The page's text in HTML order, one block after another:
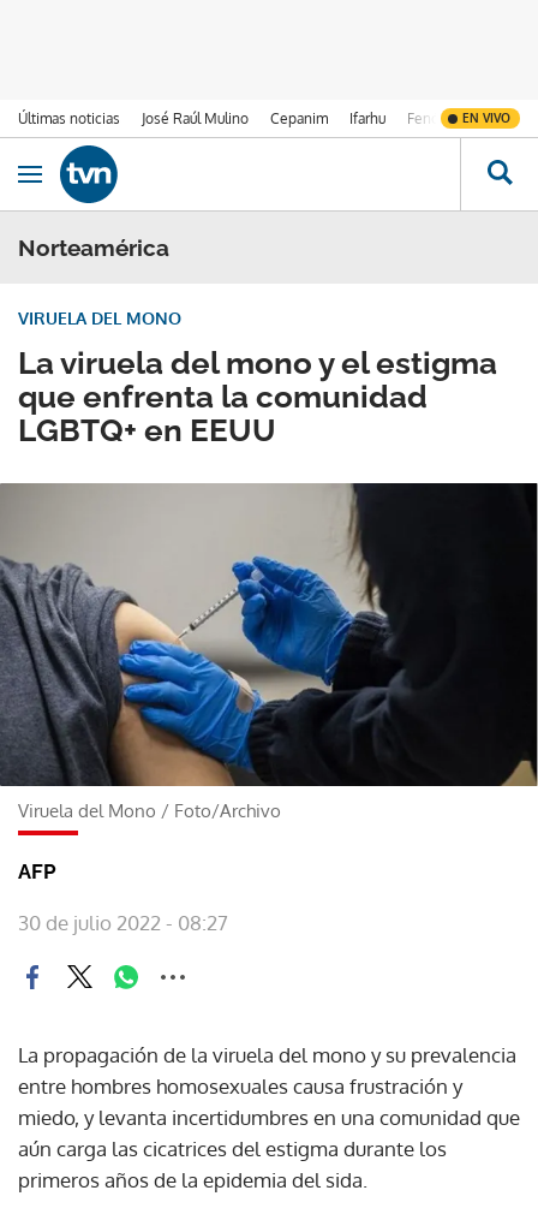
Últimas noticias José Raúl Mulino Cepanim Ifarhu Fenómeno de El
EN VIVO
Ir al contenido
Obrir navegació
Norteamérica
La viruela del mono y el estigma
que enfrenta la comunidad
LGBTQ+ en EEUU
VIRUELA DEL MONO
Viruela del Mono / Foto/Archivo
AFP
30 de julio 2022 - 08:27
La propagación de la viruela del mono y su prevalencia
entre hombres homosexuales causa frustración y
miedo, y levanta incertidumbres en una comunidad que
aún carga las cicatrices del estigma durante los
primeros años de la epidemia del sida.